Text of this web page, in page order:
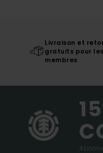
Livraison et
gratuits pour les
membres